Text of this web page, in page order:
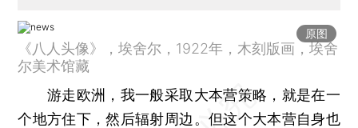
原图
《八人头像》，埃舍尔，1922年，木刻版画，埃舍
尔美术馆藏
游走欧洲，我一般采取大本营策略，就是在一
个地方住下，然后辐射周边。但这个大本营自身也